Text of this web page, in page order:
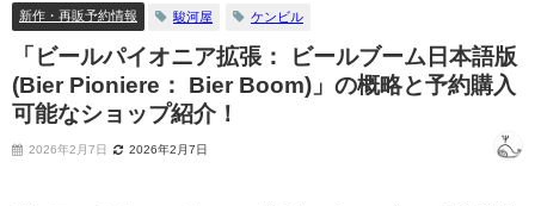
新作・再販予約情報 駿河屋 ケンビル
「ビールパイオニア拡張： ビールブーム日本語版
(Bier Pioniere： Bier Boom)」の概略と予約購入
可能なショップ紹介！
2026年2月7日 2026年2月7日